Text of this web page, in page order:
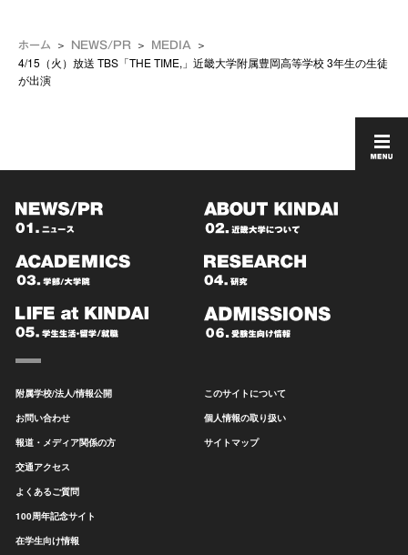
ホーム NEWS/PR MEDIA
4/15（火）放送 TBS「THE TIME,」近畿大学附属豊岡高等学校 3年生の生徒
が出演
附属学校/法人/情報公開
お問い合わせ
報道・メディア関係の方
交通アクセス
よくあるご質問
100周年記念サイト
在学生向け情報
このサイトについて
個人情報の取り扱い
サイトマップ